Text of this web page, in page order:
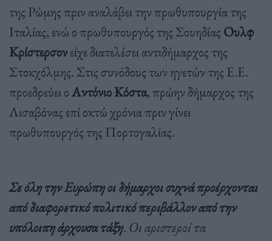
της Ρώμης πριν αναλάβει την πρωθυπουργία της
Ιταλίας, ενώ ο πρωθυπουργός της Σουηδίας Ουλφ
Κρίστερσονείχε διατελέσει αντιδήμαρχος της
Στοκχόλμης. Στις συνόδους των ηγετών της Ε.Ε.
προεδρεύει οΑντόνιο Κόστα, πρώην δήμαρχος της
Λισαβόνας επί οκτώ χρόνια πριν γίνει
πρωθυπουργός της Πορτογαλίας.
Σε όλη την Ευρώπη οι δήμαρχοι συχνά προέρχονται
από διαφορετικό πολιτικό περιβάλλον από την
υπόλοιπη άρχουσα τάξη. Οι αριστεροί τα